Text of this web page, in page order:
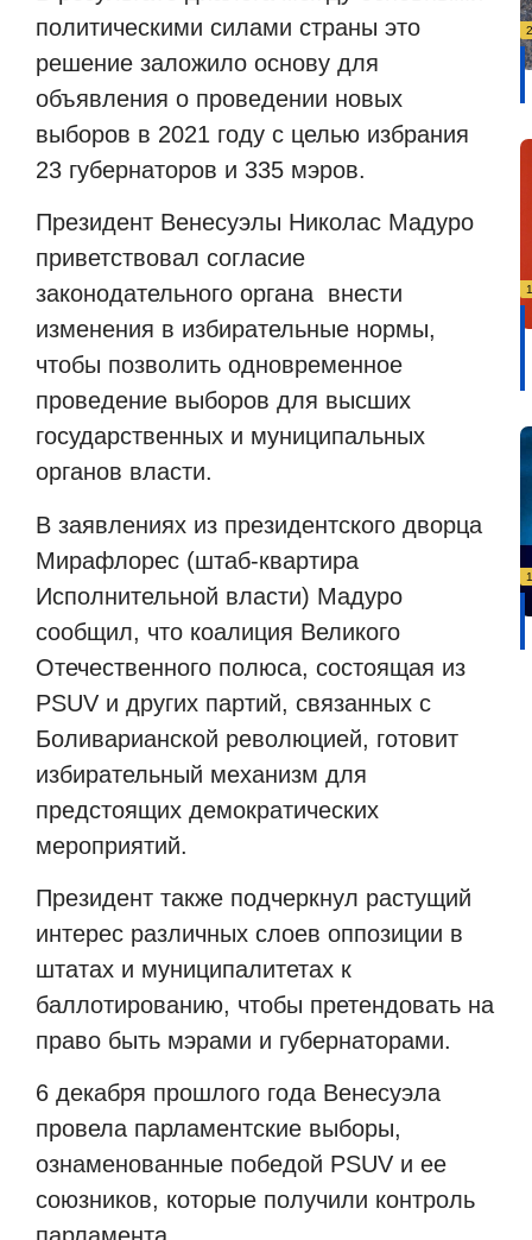
политическими силами страны это
решение заложило основу для
объявления о проведении новых
выборов в 2021 году с целью избрания
23 губернаторов и 335 мэров.
Президент Венесуэлы Николас Мадуро
приветствовал согласие
законодательного органа внести
изменения в избирательные нормы,
чтобы позволить одновременное
проведение выборов для высших
государственных и муниципальных
органов власти.
В заявлениях из президентского дворца
Мирафлорес (штаб-квартира
Исполнительной власти) Мадуро
сообщил, что коалиция Великого
Отечественного полюса, состоящая из
PSUV и других партий, связанных с
Боливарианской революцией, готовит
избирательный механизм для
предстоящих демократических
мероприятий.
Президент также подчеркнул растущий
интерес различных слоев оппозиции в
штатах и муниципалитетах к
баллотированию, чтобы претендовать на
право быть мэрами и губернаторами.
6 декабря прошлого года Венесуэла
провела парламентские выборы,
ознаменованные победой PSUV и ее
союзников, которые получили контроль